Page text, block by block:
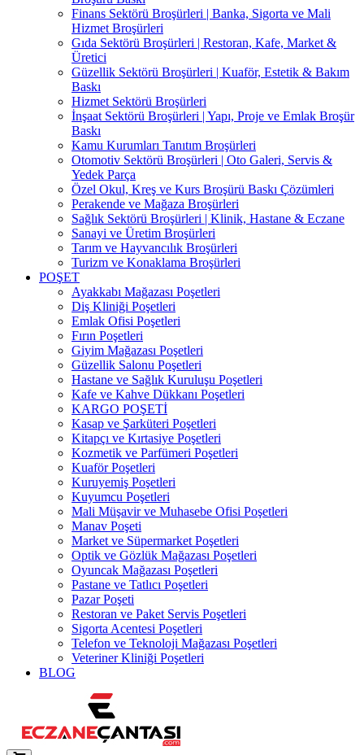
Finans Sektörü Broşürleri | Banka, Sigorta ve Mali
Hizmet Broşürleri
Gıda Sektörü Broşürleri | Restoran, Kafe, Market &
Üretici
Güzellik Sektörü Broşürleri | Kuaför, Estetik & Bakım
Baskı
Hizmet Sektörü Broşürleri
İnşaat Sektörü Broşürleri | Yapı, Proje ve Emlak Broşür
Baskı
Kamu Kurumları Tanıtım Broşürleri
Otomotiv Sektörü Broşürleri | Oto Galeri, Servis &
Yedek Parça
Özel Okul, Kreş ve Kurs Broşürü Baskı Çözümleri
Perakende ve Mağaza Broşürleri
Sağlık Sektörü Broşürleri | Klinik, Hastane & Eczane
Sanayi ve Üretim Broşürleri
Tarım ve Hayvancılık Broşürleri
Turizm ve Konaklama Broşürleri
POŞET
Ayakkabı Mağazası Poşetleri
Diş Kliniği Poşetleri
Emlak Ofisi Poşetleri
Fırın Poşetleri
Giyim Mağazası Poşetleri
Güzellik Salonu Poşetleri
Hastane ve Sağlık Kuruluşu Poşetleri
Kafe ve Kahve Dükkanı Poşetleri
KARGO POŞETİ
Kasap ve Şarküteri Poşetleri
Kitapçı ve Kırtasiye Poşetleri
Kozmetik ve Parfümeri Poşetleri
Kuaför Poşetleri
Kuruyemiş Poşetleri
Kuyumcu Poşetleri
Mali Müşavir ve Muhasebe Ofisi Poşetleri
Manav Poşeti
Market ve Süpermarket Poşetleri
Optik ve Gözlük Mağazası Poşetleri
Oyuncak Mağazası Poşetleri
Pastane ve Tatlıcı Poşetleri
Pazar Poşeti
Restoran ve Paket Servis Poşetleri
Sigorta Acentesi Poşetleri
Telefon ve Teknoloji Mağazası Poşetleri
Veteriner Kliniği Poşetleri
BLOG